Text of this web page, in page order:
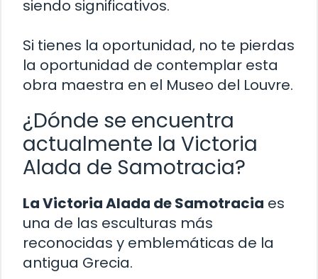
siendo significativos.
Si tienes la oportunidad, no te pierdas
la oportunidad de contemplar esta
obra maestra en el Museo del Louvre.
¿Dónde se encuentra
actualmente la Victoria
Alada de Samotracia?
La Victoria Alada de Samotracia es
una de las esculturas más
reconocidas y emblemáticas de la
antigua Grecia.